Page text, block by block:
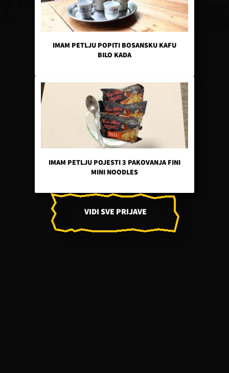
IMAM PETLJU POPITI BOSANSKU KAFU
BILO KADA
IMAM PETLJU POJESTI 3 PAKOVANJA FINI
MINI NOODLES
VIDI SVE PRIJAVE